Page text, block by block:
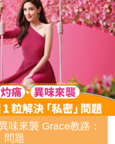
味來襲 Grace教路：
問題